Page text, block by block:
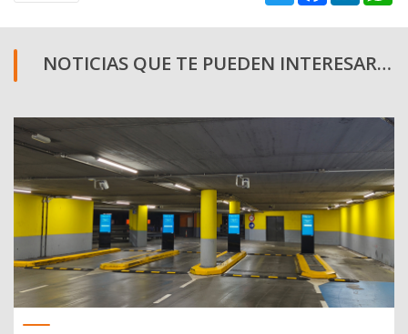
NOTICIAS QUE TE PUEDEN INTERESAR…